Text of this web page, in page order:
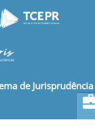
de Jurisprudência